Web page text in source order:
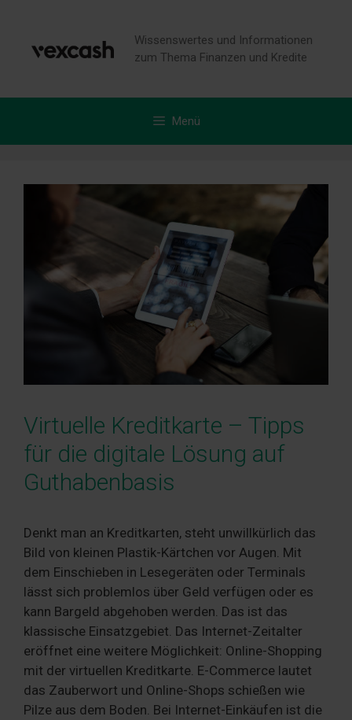
springen
Wissenswertes und Informationen
zum Thema Finanzen und Kredite
Menü
Virtuelle Kreditkarte – Tipps
für die digitale Lösung auf
Guthabenbasis
Denkt man an Kreditkarten, steht unwillkürlich das
Bild von kleinen Plastik-Kärtchen vor Augen. Mit
dem Einschieben in Lesegeräten oder Terminals
lässt sich problemlos über Geld verfügen oder es
kann Bargeld abgehoben werden. Das ist das
klassische Einsatzgebiet. Das Internet-Zeitalter
eröffnet eine weitere Möglichkeit: Online-Shopping
mit der virtuellen Kreditkarte. E-Commerce lautet
das Zauberwort und Online-Shops schießen wie
Pilze aus dem Boden. Bei Internet-Einkäufen ist die